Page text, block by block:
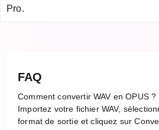
Pro.
FAQ
Comment convertir WAV en OPUS ?
Importez votre fichier WAV,
format de sortie et cliquez sur